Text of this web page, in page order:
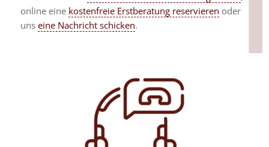
online eine kostenfreie Erstberatung reservieren oder
uns eine Nachricht schicken.